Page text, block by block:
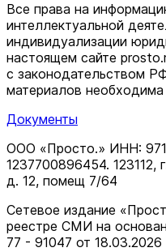
Все права на
интеллектуальной
индивидуализации
настоящем сайте
c законодательством
материалов
Документы
ООО «Просто.» ИНН:
1237700896454. 123112,
д. 12, помещ 7/64
Сетевое издание
реестре СМИ на
77 - 91047 от 18.03.2026